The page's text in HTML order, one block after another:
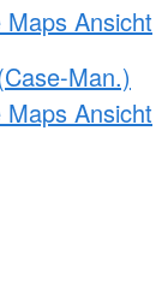
Ansicht
Man.)
Ansicht